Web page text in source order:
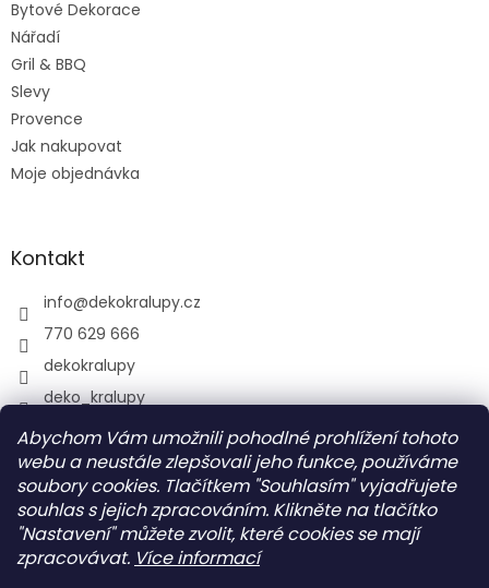
Abychom Vám umožnili pohodlné prohlížení tohoto
webu a neustále zlepšovali jeho funkce, používáme
soubory cookies. Tlačítkem "Souhlasím" vyjadřujete
souhlas s jejich zpracováním. Klikněte na tlačítko
"Nastavení" můžete zvolit, které cookies se mají
zpracovávat. Více informací
Bytové Dekorace
Nářadí
Gril & BBQ
Slevy
Provence
Jak nakupovat
Moje objednávka
Kontakt
info@dekokralupy.cz
770 629 666
dekokralupy
deko_kralupy
Vyhledávání
HLEDAT